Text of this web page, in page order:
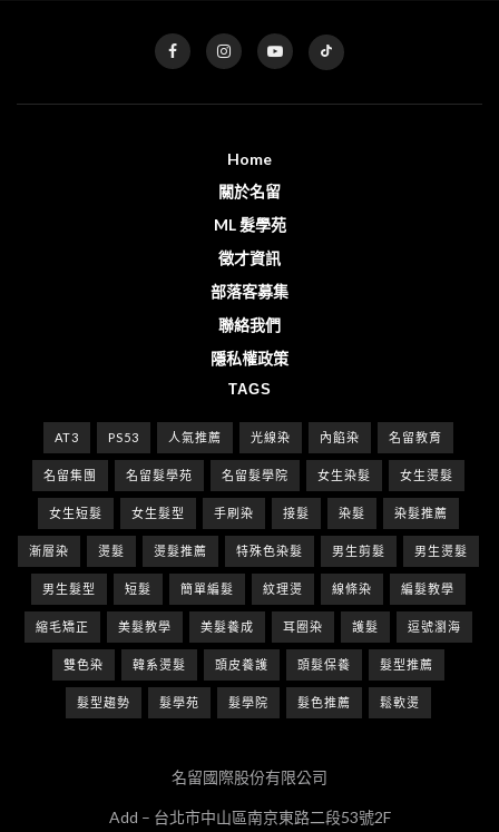
Home
關於名留
ML 髮學苑
徵才資訊
部落客募集
聯絡我們
隱私權政策
TAGS
AT3 PS53 人氣推薦 光線染 內餡染 名留教育
名留集團 名留髮學苑 名留髮學院 女生染髮 女生燙髮
女生短髮 女生髮型 手刷染 接髮 染髮 染髮推薦
漸層染 燙髮 燙髮推薦 特殊色染髮 男生剪髮 男生燙髮
男生髮型 短髮 簡單編髮 紋理燙 線條染 編髮教學
縮毛矯正 美髮教學 美髮養成 耳圈染 護髮 逗號瀏海
雙色染 韓系燙髮 頭皮養護 頭髮保養 髮型推薦
髮型趨勢 髮學苑 髮學院 髮色推薦 鬆軟燙
名留國際股份有限公司
Add – 台北市中山區南京東路二段53號2F